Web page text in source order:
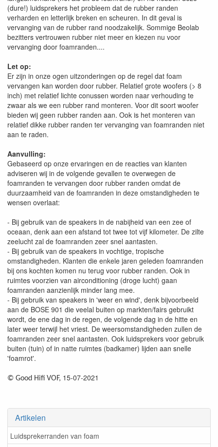
Artikelen
Luidsprekerranden van foam
(dure!) luidsprekers het probleem dat de rubber randen
verharden en letterlijk breken en scheuren. In dit geval is
vervanging van de rubber rand noodzakelijk. Sommige Beolab
bezitters vertrouwen rubber niet meer en kiezen nu voor
vervanging door foamranden....
Let op:
Er zijn in onze ogen uitzonderingen op de regel dat foam
vervangen kan worden door rubber. Relatief grote woofers (> 8
inch) met relatief lichte conussen worden naar verhouding te
zwaar als we een rubber rand monteren. Voor dit soort woofer
bieden wij geen rubber randen aan. Ook is het monteren van
relatief dikke rubber randen ter vervanging van foamranden niet
aan te raden.
Aanvulling:
Gebaseerd op onze ervaringen en de reacties van klanten
adviseren wij in de volgende gevallen te overwegen de
foamranden te vervangen door rubber randen omdat de
duurzaamheid van de foamranden in deze omstandigheden te
wensen overlaat:
- Bij gebruik van de speakers in de nabijheid van een zee of
oceaan, denk aan een afstand tot twee tot vijf kilometer. De zilte
zeelucht zal de foamranden zeer snel aantasten.
- Bij gebruik van de speakers in vochtige, tropische
omstandigheden. Klanten die enkele jaren geleden foamranden
bij ons kochten komen nu terug voor rubber randen. Ook in
ruimtes voorzien van airconditioning (droge lucht) gaan
foamranden aanzienlijk minder lang mee.
- Bij gebruik van speakers in 'weer en wind', denk bijvoorbeeld
aan de BOSE 901 die veelal buiten op markten/fairs gebruikt
wordt, de ene dag in de regen, de volgende dag in de hitte en
later weer terwijl het vriest. De weersomstandigheden zullen de
foamranden zeer snel aantasten. Ook luidsprekers voor gebruik
buiten (tuin) of in natte ruimtes (badkamer) lijden aan snelle
'foamrot'.
© Good Hifi VOF, 15-07-2021